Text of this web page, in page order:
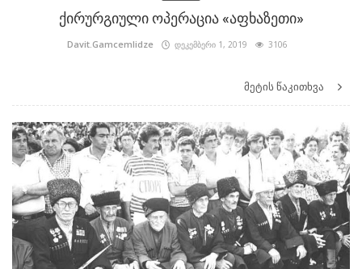
ქირურგიული ოპერაცია «აფხაზეთი»
Davit.Gamcemlidze დეკემბერი 1, 2019 3106
მეტის წაკითხვა